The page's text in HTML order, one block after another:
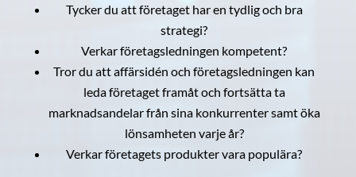
Tycker du att företaget har en tydlig och bra
strategi?
Verkar företagsledningen kompetent?
Tror du att affärsidén och företagsledningen kan
leda företaget framåt och fortsätta ta
marknadsandelar från sina konkurrenter samt öka
lönsamheten varje år?
Verkar företagets produkter vara populära?